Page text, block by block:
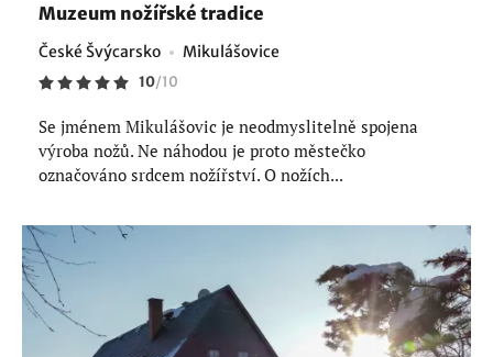
Muzeum nožířské tradice
České Švýcarsko Mikulášovice
10/10
Se jménem Mikulášovic je neodmyslitelně spojena
výroba nožů. Ne náhodou je proto městečko
označováno srdcem nožířství. O nožích...